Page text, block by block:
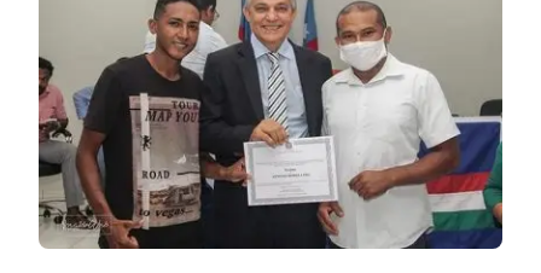
NOTÍCIAS
BARREIRAS
PCCR JÁ – Galeria